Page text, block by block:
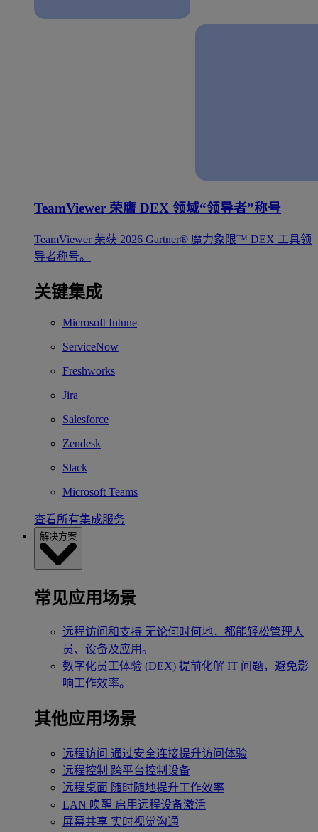
TeamViewer 荣膺 DEX 领域“领导者”称号
TeamViewer 荣获 2026 Gartner® 魔力象限™ DEX 工具领
导者称号。
关键集成
Microsoft Intune
ServiceNow
Freshworks
Jira
Salesforce
Zendesk
Slack
Microsoft Teams
查看所有集成服务
解决方案
常见应用场景
远程访问和支持 无论何时何地，都能轻松管理人
员、设备及应用。
数字化员工体验 (DEX) 提前化解 IT 问题，避免影
响工作效率。
其他应用场景
远程访问 通过安全连接提升访问体验
远程控制 跨平台控制设备
远程桌面 随时随地提升工作效率
LAN 唤醒 启用远程设备激活
屏幕共享 实时视觉沟通